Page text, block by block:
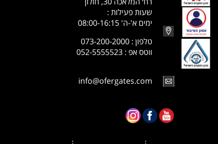
שעות פעילות :
ימים א'-ה' 08:00-16:15
טלפון : 073-200-2000
ווטס אפ : 052-5555523
info@ofergates.com